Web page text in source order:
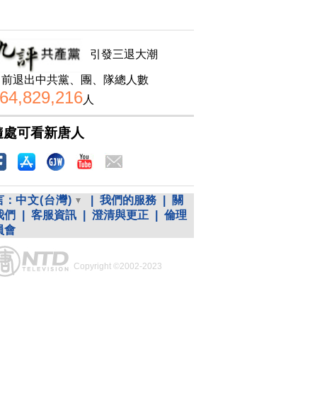
引發三退大潮
前退出中共黨、團、隊總人數
人
處可看新唐人
中文(台灣) 我們的服務
關
們
客服資訊 澄清與更正
倫理
會
Copyright ©2002-2023